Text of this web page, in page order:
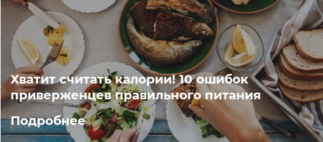
Хватит считать калории! 10 ошибок
приверженцев правильного питания
Подробнее